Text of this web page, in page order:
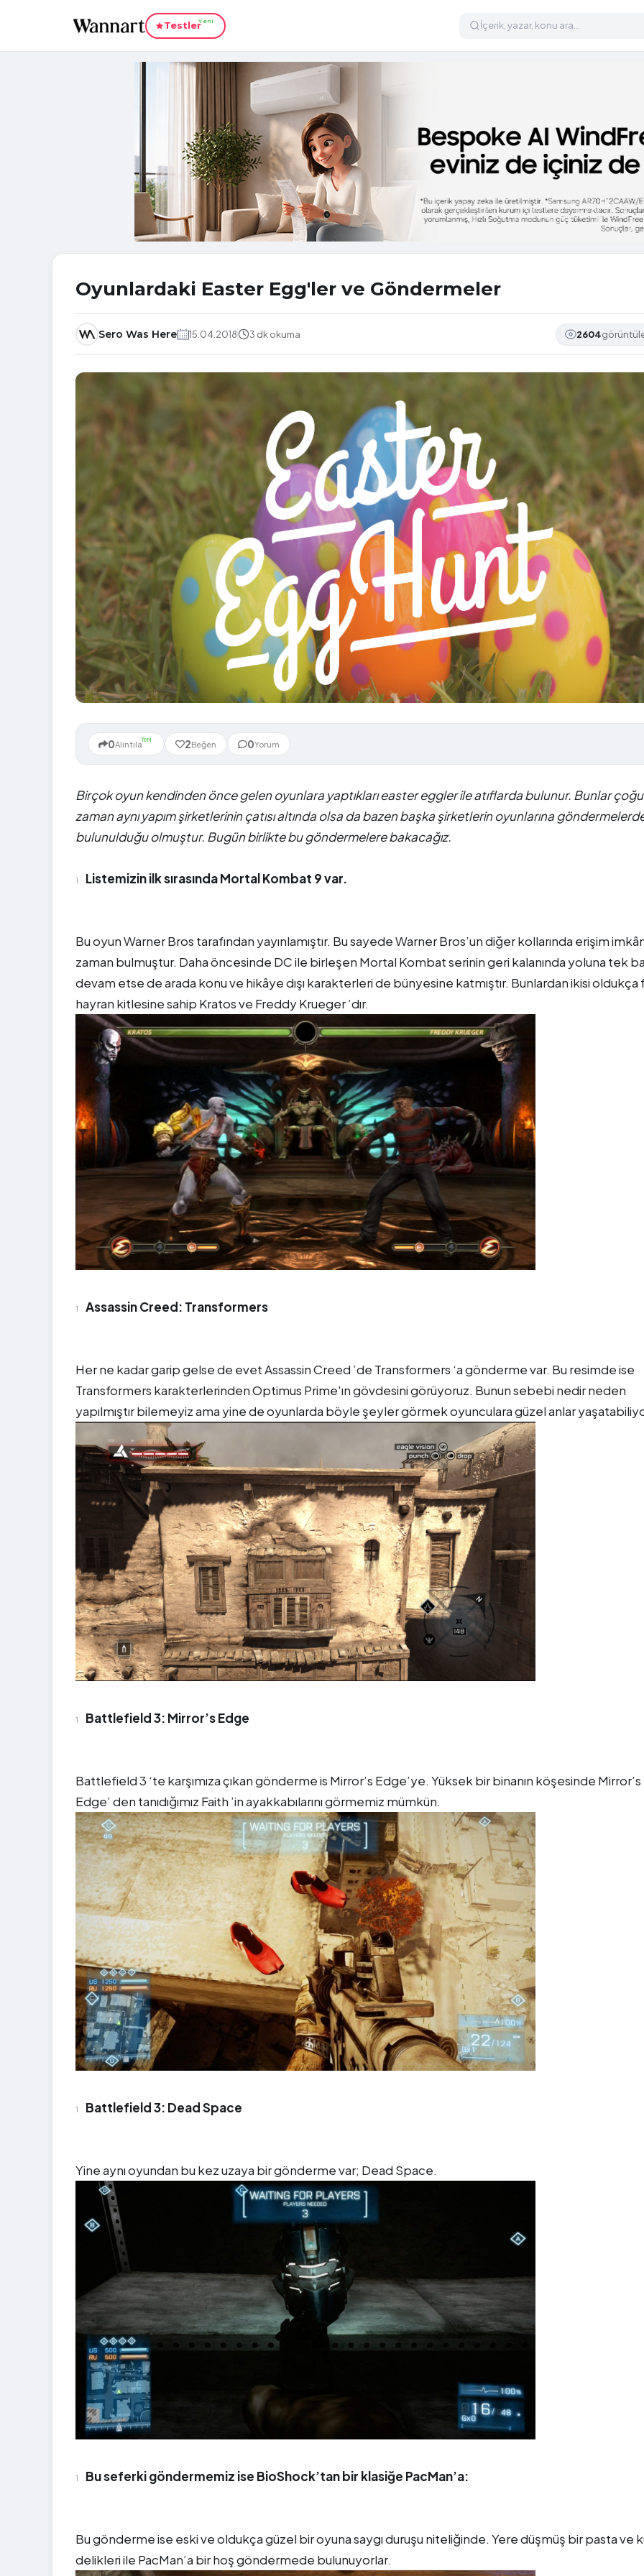
TestlerYeni
Oyunlardaki Easter Egg'ler ve Göndermeler
Sero Was Here 15.04.2018 3 dk okuma 2604
0AlıntılaYeni 2Beğen 0Yorum
Birçok oyun kendinden önce gelen oyunlara yaptıkları easter eggler ile atıflarda bulunur. Bunlar çoğu
zaman aynı yapım şirketlerinin çatısı altında olsa da bazen başka şirketlerin oyunlarına
bulunulduğu olmuştur. Bugün birlikte bu göndermelere bakacağız.
Listemizin ilk sırasında Mortal Kombat 9 var.
Bu oyun Warner Bros tarafından yayınlamıştır. Bu sayede Warner Bros’un diğer kollarında erişim
zaman bulmuştur. Daha öncesinde DC ile birleşen Mortal Kombat serinin geri kalanında yoluna tek
devam etse de arada konu ve hikâye dışı karakterleri de bünyesine katmıştır. Bunlardan ikisi oldukça
hayran kitlesine sahip Kratos ve Freddy Krueger ’dır.
Assassin Creed: Transformers
Her ne kadar garip gelse de evet Assassin Creed ’de Transformers ‘a gönderme var. Bu resimde ise
Transformers karakterlerinden Optimus Prime'ın gövdesini görüyoruz. Bunun sebebi nedir neden
yapılmıştır bilemeyiz ama yine de oyunlarda böyle şeyler görmek oyunculara güzel anlar
Battlefield 3: Mirror’s Edge
Battlefield 3 ‘te karşımıza çıkan gönderme is Mirror’s Edge’ye. Yüksek bir binanın köşesinde Mirror’s
Edge’ den tanıdığımız Faith ’in ayakkabılarını görmemiz mümkün.
Battlefield 3: Dead Space
Yine aynı oyundan bu kez uzaya bir gönderme var; Dead Space.
Bu seferki göndermemiz ise BioShock’tan bir klasiğe PacMan’a:
Bu gönderme ise eski ve oldukça güzel bir oyuna saygı duruşu niteliğinde. Yere düşmüş bir pasta ve
delikleri ile PacMan’a bir hoş göndermede bulunuyorlar.